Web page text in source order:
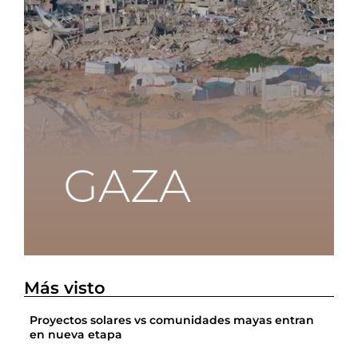
Más visto
Proyectos solares vs comunidades mayas entran
en nueva etapa